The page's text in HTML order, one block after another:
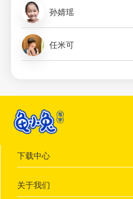
孙婧瑶
任米可
下载中心
关于我们